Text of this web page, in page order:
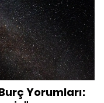
Yorumları: